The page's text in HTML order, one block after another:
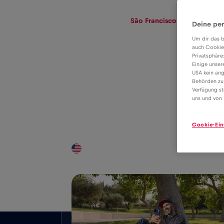
São Francisco
4€
Deine
Um dir das
auch
Einige
USA kein
Behörden
Verfügung
uns und von
Cookie-